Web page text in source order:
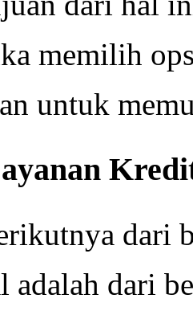
memilih
untuk
dari
adalah dari